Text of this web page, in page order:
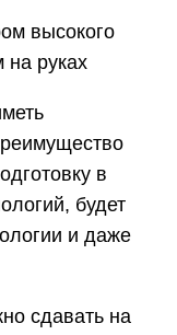
высокого
руках
в
будет
и даже
сдавать на